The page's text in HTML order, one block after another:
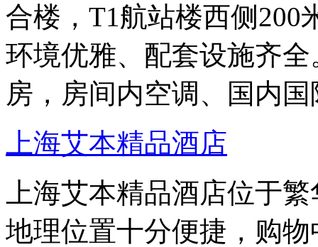
合楼，T1航站楼西侧200
环境优雅、配套设施齐
房，房间内空调、国内
上海艾本精品酒店
上海艾本精品酒店位于
地理位置十分便捷，购